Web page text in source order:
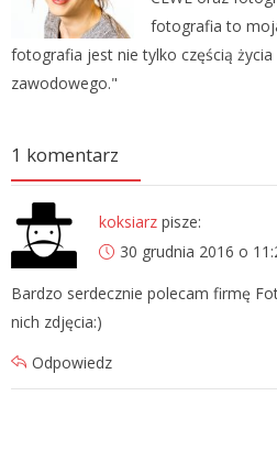
fotografia to
fotografia jest nie tylko częścią
zawodowego."
1 komentarz
koksiarz pisze:
30 grudnia 2016 o
Bardzo serdecznie polecam firmę
nich zdjęcia:)
Odpowiedz